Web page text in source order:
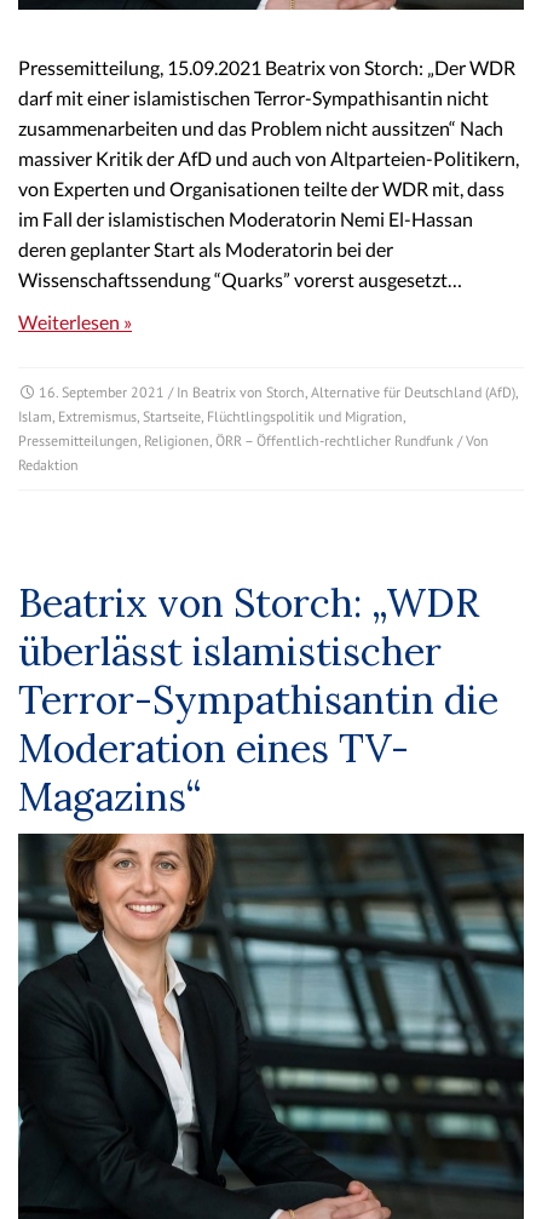
Pressemitteilung, 15.09.2021 Beatrix von Storch: „Der WDR
darf mit einer islamistischen Terror-Sympathisantin nicht
zusammenarbeiten und das Problem nicht aussitzen“ Nach
massiver Kritik der AfD und auch von Altparteien-Politikern,
von Experten und Organisationen teilte der WDR mit, dass
im Fall der islamistischen Moderatorin Nemi El-Hassan
deren geplanter Start als Moderatorin bei der
Wissenschaftssendung “Quarks” vorerst ausgesetzt…
Weiterlesen »
16. September 2021 / In Beatrix von Storch Alternative für Deutschland (AfD)
Islam Extremismus Startseite Flüchtlingspolitik und Migration
Pressemitteilungen Religionen ÖRR – Öffentlich-rechtlicher Rundfunk / Von
Redaktion
Beatrix von Storch: „WDR
überlässt islamistischer
Terror-Sympathisantin die
Moderation eines TV-
Magazins“